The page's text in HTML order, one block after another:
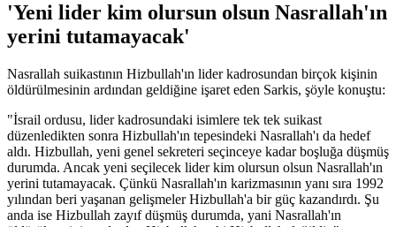
'Yeni lider kim olursun olsun Nasrallah'ın
yerini tutamayacak'
Nasrallah suikastının Hizbullah'ın lider kadrosundan birçok kişinin
öldürülmesinin ardından geldiğine işaret eden Sarkis, şöyle konuştu:
"İsrail ordusu, lider kadrosundaki isimlere tek tek suikast
düzenledikten sonra Hizbullah'ın tepesindeki Nasrallah'ı da hedef
aldı. Hizbullah, yeni genel sekreteri seçinceye kadar boşluğa düşmüş
durumda. Ancak yeni seçilecek lider kim olursun olsun Nasrallah'ın
yerini tutamayacak. Çünkü Nasrallah'ın karizmasının yanı sıra 1992
yılından beri yaşanan gelişmeler Hizbullah'a bir güç kazandırdı. Şu
anda ise Hizbullah zayıf düşmüş durumda, yani Nasrallah'ın